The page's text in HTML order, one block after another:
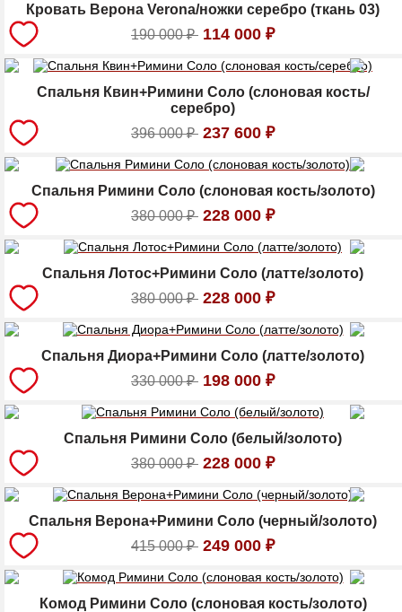
Кровать Верона Verona/ножки серебро (ткань 03)
190 000₽ 114 000 ₽
Спальня Квин+Римини Соло (слоновая кость/
серебро)
396 000₽ 237 600 ₽
Спальня Римини Соло (слоновая кость/золото)
380 000₽ 228 000 ₽
Спальня Лотос+Римини Соло (латте/золото)
380 000₽ 228 000 ₽
Спальня Диора+Римини Соло (латте/золото)
330 000₽ 198 000 ₽
Спальня Римини Соло (белый/золото)
380 000₽ 228 000 ₽
Спальня Верона+Римини Соло (черный/золото)
415 000₽ 249 000 ₽
Комод Римини Соло (слоновая кость/золото)